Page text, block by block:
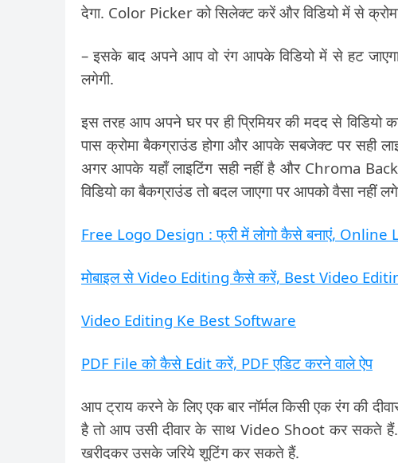
देगा. Color Picker को सिलेक्ट करें और विडियो में से
– इसके बाद अपने आप वो रंग आपके विडियो में से हट
लगेगी.
इस तरह आप अपने घर पर ही प्रिमियर की मदद से
पास क्रोमा बैकग्राउंड होगा और आपके सबजेक्ट पर सही
अगर आपके यहाँ लाइटिंग सही नहीं है और Chroma
विडियो का बैकग्राउंड तो बदल जाएगा पर आपको वैसा नहीं
Free Logo Design : फ्री में लोगो कैसे बनाएं,
मोबाइल से Video Editing कैसे करें, Best Video
Video Editing Ke Best Software
PDF File को कैसे Edit करें, PDF एडिट करने वाले ऐप
आप ट्राय करने के लिए एक बार नॉर्मल किसी एक रंग की
है तो आप उसी दीवार के साथ Video Shoot कर सकते
खरीदकर उसके जरिये शूटिंग कर सकते हैं.